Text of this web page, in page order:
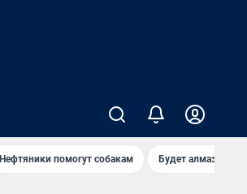
Нефтяники помогут собакам Будет алмазный